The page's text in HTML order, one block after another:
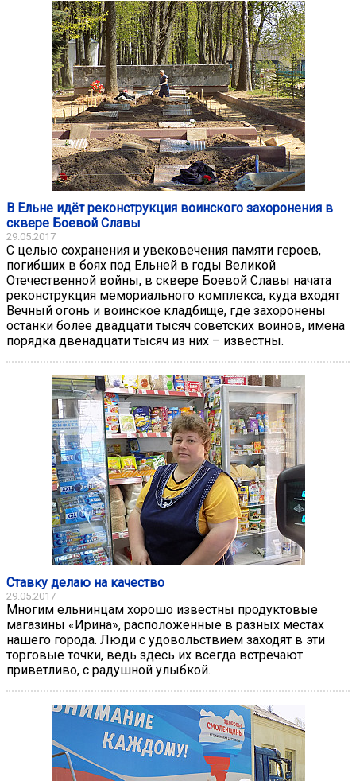
В Ельне идёт реконструкция воинского захоронения в
сквере Боевой Славы
29.05.2017
С целью сохранения и увековечения памяти героев,
погибших в боях под Ельней в годы Великой
Отечественной войны, в сквере Боевой Славы начата
реконструкция мемориального комплекса, куда входят
Вечный огонь и воинское кладбище, где захоронены
останки более двадцати тысяч советских воинов, имена
порядка двенадцати тысяч из них – известны.
Ставку делаю на качество
29.05.2017
Многим ельнинцам хорошо известны продуктовые
магазины «Ирина», расположенные в разных местах
нашего города. Люди с удовольствием заходят в эти
торговые точки, ведь здесь их всегда встречают
приветливо, с радушной улыбкой.